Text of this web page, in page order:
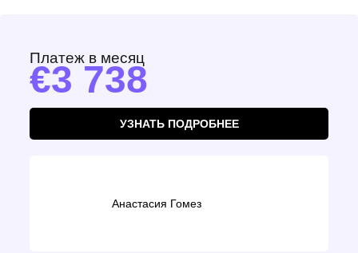
Платеж в месяц
3 738
УЗНАТЬ ПОДРОБНЕЕ
Анастасия Гомез